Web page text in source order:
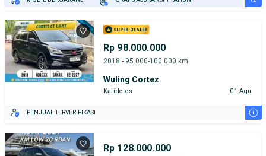
Rp 98.000.000
2018 - 95.000-100.000 km
Wuling Cortez
Kalideres 01 Agu
PENJUAL TERVERIFIKASI i
Rp 128.000.000